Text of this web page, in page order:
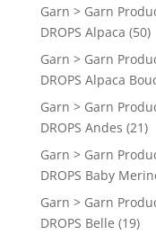
Garn > Garn
DROPS Alpaca (50)
Garn > Garn
DROPS Alpaca
Garn > Garn
DROPS Andes (21)
Garn > Garn
DROPS Baby
Garn > Garn
DROPS Belle (19)